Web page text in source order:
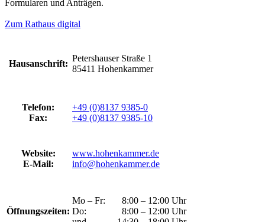
Formularen und Anträgen.
Zum Rathaus digital
Hausanschrift:
Petershauser Straße 1
85411 Hohenkammer
Telefon:
Fax:
+49 (0)8137 9385-0
+49 (0)8137 9385-10
Website:
E-Mail:
www.hohenkammer.de
info@hohenkammer.de
Öffnungszeiten:
Mo – Fr: 8:00 – 12:00 Uhr
Do: 8:00 – 12:00 Uhr